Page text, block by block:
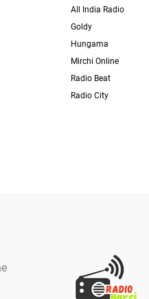
All India Radio
Goldy
Hungama
Mirchi Online
Radio Beat
Radio City